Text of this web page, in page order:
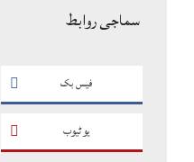
سماجی روابط
فیس بک
یو ٹیوب